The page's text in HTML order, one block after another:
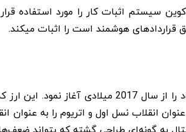
سیستم اثبات کار را مورد استفاده
قراردادهای هوشمند است را اثبات میکند.
کاردانو به عنوان یکی از ارزشمندترین ارزهای دیجیتال دنیا شناخته
انقلاب نسل اول و اتریوم را به عنوان